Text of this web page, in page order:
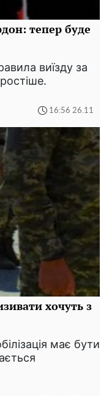
тепер буде
виїзду за
16:56 26.11
хочуть з
має бути